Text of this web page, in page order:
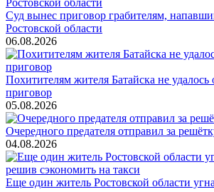
Суд вынес приговор грабителям,
Ростовской области
06.08.2026
Похитителям жителя Батайска не удалось
приговор
05.08.2026
Очередного предателя отправил за
04.08.2026
Еще один житель Ростовской области